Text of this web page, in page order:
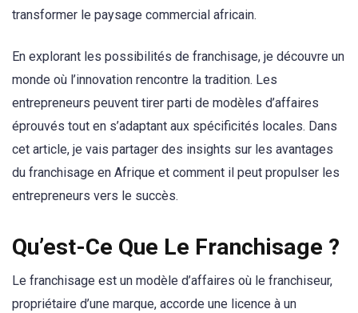
transformer le paysage commercial africain.
En explorant les possibilités de franchisage, je découvre un
monde où l’innovation rencontre la tradition. Les
entrepreneurs peuvent tirer parti de modèles d’affaires
éprouvés tout en s’adaptant aux spécificités locales. Dans
cet article, je vais partager des insights sur les avantages
du franchisage en Afrique et comment il peut propulser les
entrepreneurs vers le succès.
Qu’est-Ce Que Le Franchisage ?
Le franchisage est un modèle d’affaires où le franchiseur,
propriétaire d’une marque, accorde une licence à un